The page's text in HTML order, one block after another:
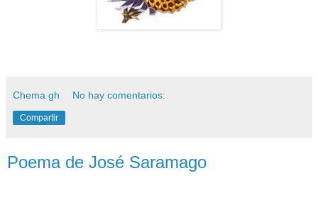
Chema gh No hay comentarios:
Compartir
Poema de José Saramago